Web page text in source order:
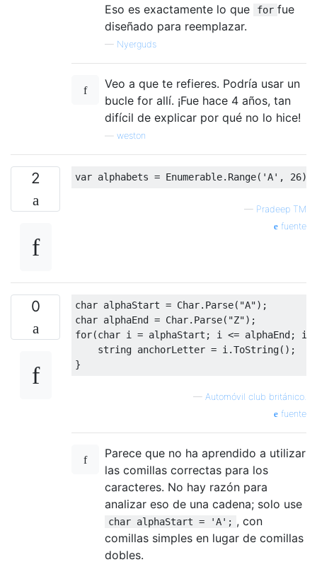
Eso es exactamente lo que
for fue
diseñado para reemplazar.
— Nyerguds
Veo a que te refieres. Podría usar un
bucle for allí. ¡Fue hace 4 años, tan
difícil de explicar por qué no lo hice!
weston
2 var alphabets = Enumerable. Range( 'A' , 26).
— Pradeep TM
fuente
0 char alphaStart = Char. Parse( "A");
char alphaEnd = Char. Parse( "Z");
for(char i = alphaStart ; i <= alphaEnd; i
string anchorLetter = i .ToString();
}
— Automóvil club británico.
fuente
Parece que no ha aprendido a utilizar
las comillas correctas para los
caracteres. No hay razón para
analizar eso de una cadena; solo use
char alphaStart = 'A'; , con
comillas simples en lugar de comillas
dobles.